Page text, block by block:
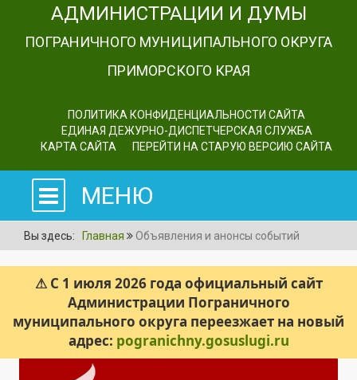
АДМИНИСТРАЦИИ И ДУМЫ
ПОГРАНИЧНОГО МУНИЦИПАЛЬНОГО ОКРУГА
ПРИМОРСКОГО КРАЯ
ПОЛИТИКА КОНФИДЕНЦИАЛЬНОСТИ САЙТА
ЕДИНАЯ ДЕЖУРНО-ДИСПЕТЧЕРСКАЯ СЛУЖБА
КАРТА САЙТА
ПЕРЕЙТИ НА СТАРУЮ ВЕРСИЮ САЙТА
МЕНЮ
Вы здесь: Главная Объявления и анонсы событий
⚠ С 1 июля 2026 года официальный сайт
Администрации Пограничного
муниципального округа переезжает на новый
адрес: pogranichny.gosuslugi.ru